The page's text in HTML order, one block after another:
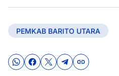
PEMKAB BARITO UTARA